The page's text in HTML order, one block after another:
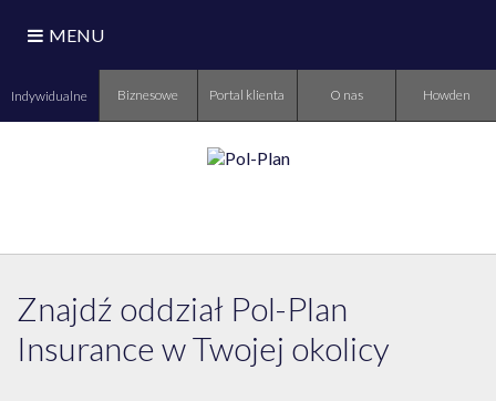
MENU
Indywidualne Biznesowe Portal klienta O nas Howden
Znajdź oddział Pol-Plan
Insurance w Twojej okolicy